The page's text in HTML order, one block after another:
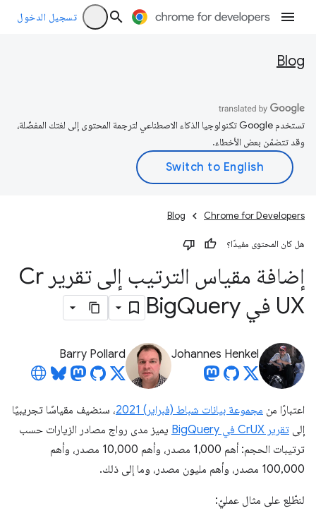
تسجيل الدخول
Blog
تستخدم Google تكنولوجيا الذكاء الاصطناعي لترجمة المحتوى إلى لغتك المفضّلة،
وقد تتضمّن بعض الأخطاء.
Chrome for Developers
Blog
هل كان المحتوى مفيدًا؟
إضافة مقياس الترتيب إلى تقرير Cr
UX في Big
Query
Johannes Henkel
Barry Pollard
اعتبارًا من مجموعة بيانات شباط (فبراير) 2021
، سنضيف مقياسًا تجريبيًا
إلى تقرير CrUX في BigQuery
يميز مدى رواج مصادر الزيارات حسب
ترتيبات الحجم: أهم 1,000 مصدر، وأهم 10,000 مصدر، وأهم
100,000 مصدر، وأهم مليون مصدر، وما إلى ذلك.
لنطّلِع على مثال عمليّ: